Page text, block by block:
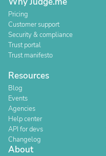
Pricing
Customer support
Security & compliance
Trust portal
Trust manifesto
Resources
Blog
Events
Agencies
Help center
API for devs
Changelog
About